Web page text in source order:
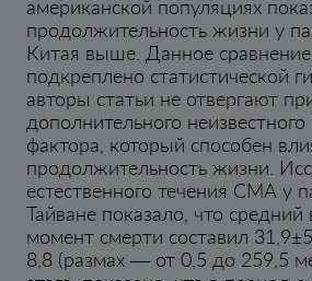
американской популяциях
продолжительность жизни у
Китая выше. Данное
подкреплено статистической
авторы статьи не отвергают
дополнительного неизвестного
фактора, который способен
продолжительность жизни.
естественного течения СМА у
Тайване показало, что средний
момент смерти составил
8,8 (размах — от 0,5 до 259,5